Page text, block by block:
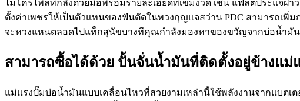
ไมโครไพล์ที่กลึงด้วยมือพร้อมรายละเอียดที่เข้มงวด เช่น แฟลตประแจฝ่
ตั้งค่าเพชรให้เป็นตัวแทนของฟันตัดในพวงกุญแจสว่าน PDC สามารถเ
จะหวงแหนตลอดไปแท็กสุนัขบางทีคุณกำลังมองหาของขวัญจากบ่อน้ำมั
สามารถซื้อได้ด้วย ปั้นจั่นน้ำมันที่ติดตั้งอยู่ข้างแม่
แม่แรงปั๊มบ่อน้ำมันแบบเคลื่อนไหวที่สวยงามเหล่านี้ใช้พลังงานจากแบตเ